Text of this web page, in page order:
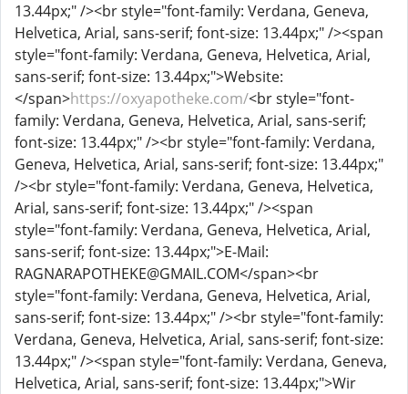
13.44px;" /><br style="font-family: Verdana, Geneva,
Helvetica, Arial, sans-serif; font-size: 13.44px;" /><span
style="font-family: Verdana, Geneva, Helvetica, Arial,
sans-serif; font-size: 13.44px;">Website:
</span>https://oxyapotheke.com/<br style="font-
family: Verdana, Geneva, Helvetica, Arial, sans-serif;
font-size: 13.44px;" /><br style="font-family: Verdana,
Geneva, Helvetica, Arial, sans-serif; font-size: 13.44px;"
/><br style="font-family: Verdana, Geneva, Helvetica,
Arial, sans-serif; font-size: 13.44px;" /><span
style="font-family: Verdana, Geneva, Helvetica, Arial,
sans-serif; font-size: 13.44px;">E-Mail:
RAGNARAPOTHEKE@GMAIL.COM</span><br
style="font-family: Verdana, Geneva, Helvetica, Arial,
sans-serif; font-size: 13.44px;" /><br style="font-family:
Verdana, Geneva, Helvetica, Arial, sans-serif; font-size:
13.44px;" /><span style="font-family: Verdana, Geneva,
Helvetica, Arial, sans-serif; font-size: 13.44px;">Wir